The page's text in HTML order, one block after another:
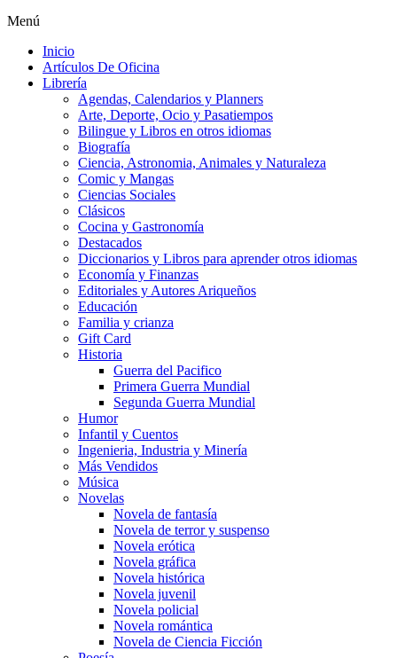
Menú
Inicio
Artículos De Oficina
Librería
Agendas, Calendarios y Planners
Arte, Deporte, Ocio y Pasatiempos
Bilingue y Libros en otros idiomas
Biografía
Ciencia, Astronomia, Animales y Naturaleza
Comic y Mangas
Ciencias Sociales
Clásicos
Cocina y Gastronomía
Destacados
Diccionarios y Libros para aprender otros idiomas
Economía y Finanzas
Editoriales y Autores Ariqueños
Educación
Familia y crianza
Gift Card
Historia
Guerra del Pacifico
Primera Guerra Mundial
Segunda Guerra Mundial
Humor
Infantil y Cuentos
Ingenieria, Industria y Minería
Más Vendidos
Música
Novelas
Novela de fantasía
Novela de terror y suspenso
Novela erótica
Novela gráfica
Novela histórica
Novela juvenil
Novela policial
Novela romántica
Novela de Ciencia Ficción